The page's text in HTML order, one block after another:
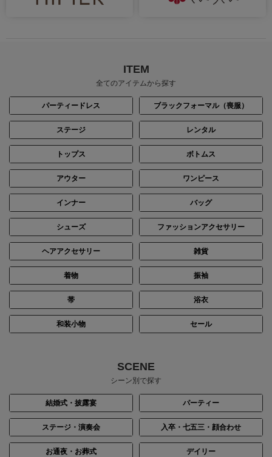
身長：164cm 身長：154cm
ITEM
全てのアイテムから探す
パーティードレス ブラックフォーマル（喪服）
ステージ レンタル
トップス ボトムス
アウター ワンピース
インナー バッグ
シューズ ファッションアクセサリー
ヘアアクセサリー 雑貨
着物 振袖
帯 浴衣
和装小物 セール
SCENE
シーン別で探す
結婚式・披露宴 パーティー
ステージ・演奏会 入卒・七五三・顔合わせ
お通夜・お葬式 デイリー